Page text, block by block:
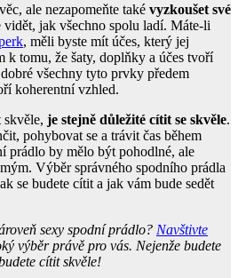
ale nezapomeňte také vyzkoušet své
vidět, jak všechno spolu ladí. Máte-li
, měli byste mít účes, který jej
k tomu, že šaty, doplňky a účes tvoří
všechny tyto prvky předem
koherentní vzhled.
je stejně důležité cítit se skvěle.
pohybovat se a trávit čas během
prádlo by mělo být pohodlné, ale
Výběr správného spodního prádla
se budete cítit a jak vám bude sedět
sexy spodní prádlo? Navštivte
výběr právě pro vás. Nejenže budete
cítit skvěle!